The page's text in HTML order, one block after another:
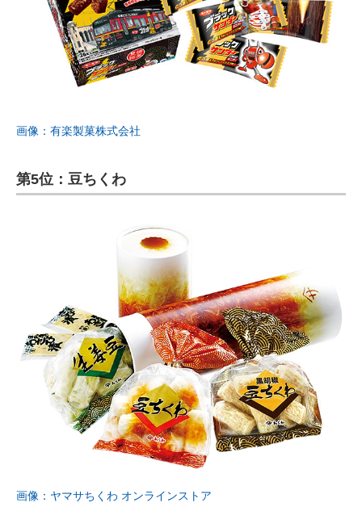
画像：有楽製菓株式会社
第5位：豆ちくわ
画像：ヤマサちくわ オンラインストア